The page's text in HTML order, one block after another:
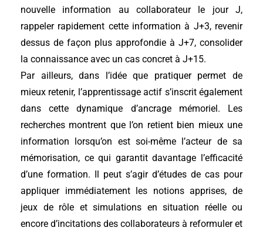
nouvelle information au collaborateur le jour J,
rappeler rapidement cette information à J+3, revenir
dessus de façon plus approfondie à J+7, consolider
la connaissance avec un cas concret à J+15.
Par ailleurs, dans l’idée que pratiquer permet de
mieux retenir, l’apprentissage actif s’inscrit également
dans cette dynamique d’ancrage mémoriel. Les
recherches montrent que l’on retient bien mieux une
information lorsqu’on est soi-même l’acteur de sa
mémorisation, ce qui garantit davantage l’efficacité
d’une formation. Il peut s’agir d’études de cas pour
appliquer immédiatement les notions apprises, de
jeux de rôle et simulations en situation réelle ou
encore d’incitations des collaborateurs à reformuler et